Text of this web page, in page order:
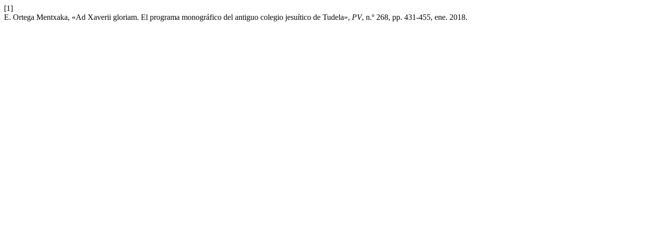
[1]
E. Ortega Mentxaka, «Ad Xaverii gloriam. El programa monográfico del antiguo colegio jesuítico de Tudela», PV, n.º 268, pp. 431-455, ene. 2018.